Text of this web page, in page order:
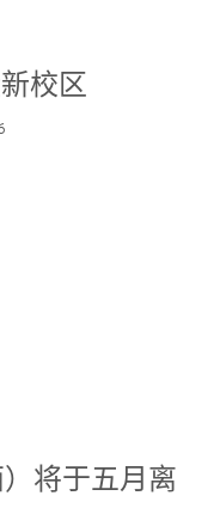
校区
）将于五月离